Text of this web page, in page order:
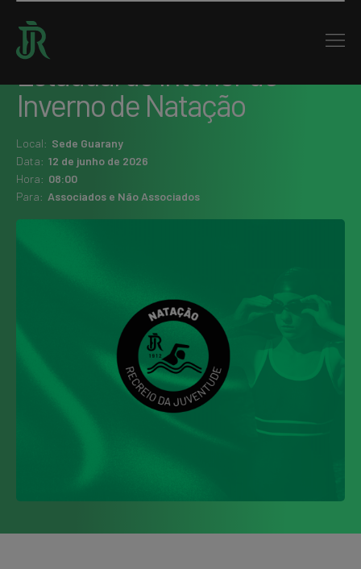
Home : Agenda
Inverno de Natação
Local: Sede Guarany
Data: 12 de junho de 2026
Hora: 08:00
Para: Associados e Não Associados